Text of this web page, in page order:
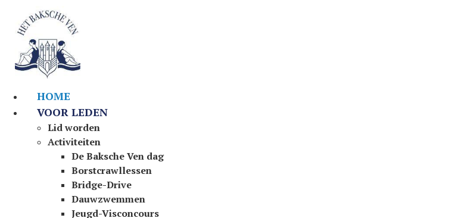
inhoud
HOME
VOOR LEDEN
Lid worden
Activiteiten
De Baksche Ven dag
Borstcrawllessen
Bridge-Drive
Dauwzwemmen
Jeugd-Visconcours